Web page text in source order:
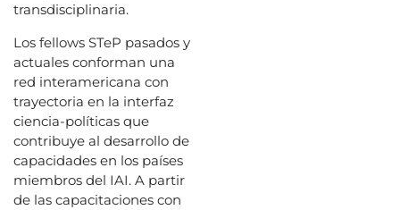
transdisciplinaria.
Los fellows STeP pasados y
actuales conforman una
red interamericana con
trayectoria en la interfaz
ciencia-políticas que
contribuye al desarrollo de
capacidades en los países
miembros del IAI. A partir
de las capacitaciones con